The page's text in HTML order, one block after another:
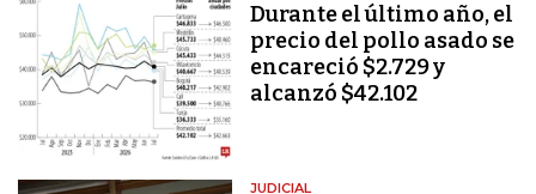
Durante el último año, el
precio del pollo asado se
encareció $2.729 y
alcanzó $42.102
JUDICIAL